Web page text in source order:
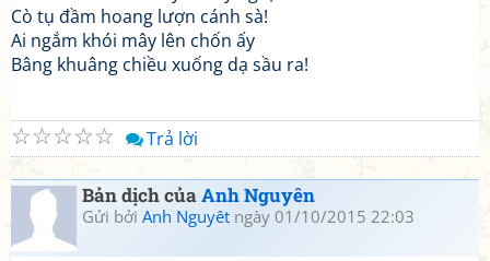
Cò tụ đầm hoang lượn cánh sà!
Ai ngắm khói mây lên chốn ấy
Bâng khuâng chiều xuống dạ sầu ra!
☆
☆
☆
☆
☆ Trả lời
Bản dịch củaAnh Nguyên
Gửi bởi Anh Nguyêt ngày 01/10/2015 22:03